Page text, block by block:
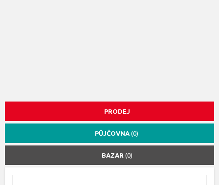
PRODEJ
PŮJČOVNA (0)
BAZAR (0)